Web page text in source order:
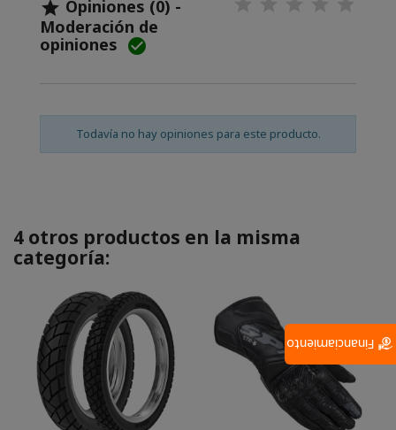
 Opiniones (0) -
Moderación de
opiniones 
Todavía no hay opiniones para este producto.
4 otros productos en la misma
categoría:
Financiamiento